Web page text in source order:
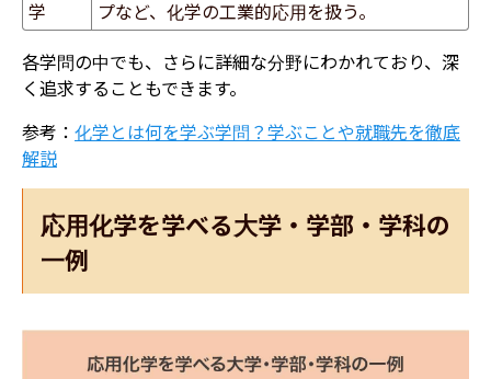
学
プなど、化学の工業的応用を扱う。
各学問の中でも、さらに詳細な分野にわかれており、深
く追求することもできます。
参考： 化学とは何を学ぶ学問？学ぶことや就職先を徹底
解説
応用化学を学べる大学・学部・学科の
一例